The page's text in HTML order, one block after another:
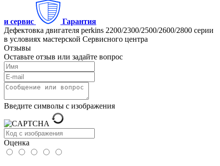
и сервис
Гарантия
Дефектовка двигателя perkins 2200/2300/2500/2600/2800 серии
в условиях мастерской Сервисного центра
Отзывы
Оставьте отзыв или задайте вопрос
Введите символы с изображения
Оценка